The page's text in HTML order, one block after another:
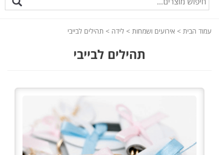
עמוד הבית > אירועים ושמחות > לידה > תהילים לבייבי
תהילים לבייבי